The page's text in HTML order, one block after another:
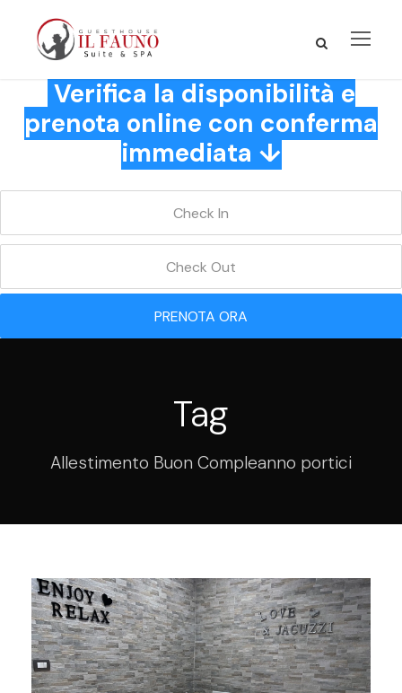
Verifica la disponibilità e
prenota online con conferma
immediata ↓
PRENOTA ORA
Tag
Allestimento Buon Compleanno portici